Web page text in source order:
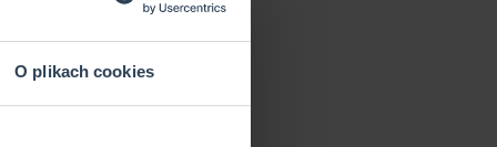
O plikach cookies